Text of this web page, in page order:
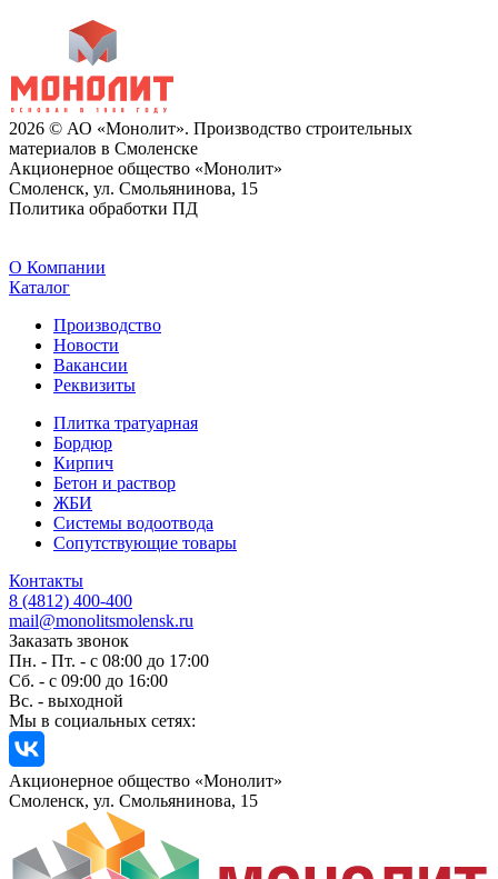
2026 © АО «Монолит». Производство строительных
материалов в Смоленске
Акционерное общество «Монолит»
Смоленск, ул. Смольянинова, 15
Политика обработки ПД
O Компании
Каталог
Производство
Новости
Вакансии
Реквизиты
Плитка тратуарная
Бордюр
Кирпич
Бетон и раствор
ЖБИ
Системы водоотвода
Сопутствующие товары
Контакты
8 (4812) 400-400
mail@monolitsmolensk.ru
Заказать звонок
Пн. - Пт. - с 08:00 до 17:00
Сб. - с 09:00 до 16:00
Вс. - выходной
Мы в социальных сетях:
Акционерное общество «Монолит»
Смоленск, ул. Смольянинова, 15